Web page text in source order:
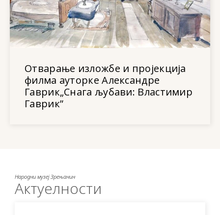
Отварање изложбе и пројекција
филма ауторке Александре
Гаврик„Снага љубави: Властимир
Гаврик”
Народни музеј Зрењанин
Актуелности